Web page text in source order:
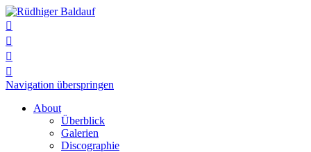




Navigation überspringen
About
Überblick
Galerien
Discographie